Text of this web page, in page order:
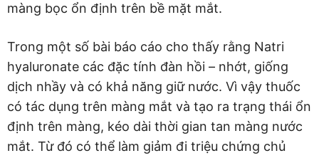
màng bọc ổn định trên bề mặt mắt.
Trong một số bài báo cáo cho thấy rằng Natri
hyaluronate các đặc tính đàn hồi – nhớt, giống
dịch nhầy và có khả năng giữ nước. Vì vậy thuốc
có tác dụng trên màng mắt và tạo ra trạng thái ổn
định trên màng, kéo dài thời gian tan màng nước
mắt. Từ đó có thể làm giảm đi triệu chứng chủ